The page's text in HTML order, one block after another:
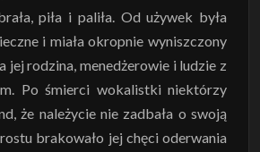
piła i paliła. Od używek była
i miała okropnie wyniszczony
jej rodzina, menedżerowie i ludzie z
Po śmierci wokalistki niektórzy
że należycie nie zadbała o swoją
brakowało jej chęci oderwania